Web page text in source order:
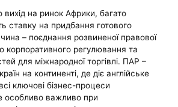
на ринок Африки, багато
ставку на придбання готового
– поєднання розвиненої правової
корпоративного регулювання та
для міжнародної торгівлі. ПАР –
на континенті, де діє англійське
ключові бізнес-процеси
особливо важливо при